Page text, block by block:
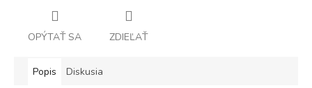
OPÝTAŤ SA ZDIEĽAŤ
Popis Diskusia